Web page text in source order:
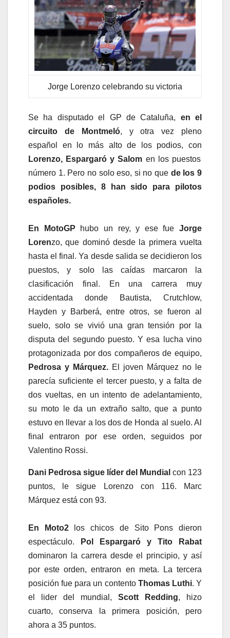
Jorge Lorenzo celebrando su victoria
Se ha disputado el GP de Cataluña, en el
circuito de Montmeló, y otra vez pleno
español en lo más alto de los podios, con
Lorenzo, Espargaró y Salom en los puestos
número 1. Pero no solo eso, si no que de los 9
podios posibles, 8 han sido para pilotos
españoles.
En MotoGP hubo un rey, y ese fue Jorge
Lorenzo, que dominó desde la primera vuelta
hasta el final. Ya desde salida se decidieron los
puestos, y solo las caídas marcaron la
clasificación final. En una carrera muy
accidentada donde Bautista, Crutchlow,
Hayden y Barberá, entre otros, se fueron al
suelo, solo se vivió una gran tensión por la
disputa del segundo puesto. Y esa lucha vino
protagonizada por dos compañeros de equipo,
Pedrosa y Márquez. El joven Márquez no le
parecía suficiente el tercer puesto, y a falta de
dos vueltas, en un intento de adelantamiento,
su moto le da un extraño salto, que a punto
estuvo en llevar a los dos de Honda al suelo. Al
final entraron por ese orden, seguidos por
Valentino Rossi.
Dani Pedrosa sigue líder del Mundial con 123
puntos, le sigue Lorenzo con 116. Marc
Márquez está con 93.
En Moto2
los chicos de Sito Pons dieron
espectáculo.
Pol Espargaró y Tito Rabat
dominaron la carrera desde el principio, y así
por este orden, entraron en meta. La tercera
posición fue para un contentoThomas Luthi. Y
el lider del mundial, Scott Redding, hizo
cuarto, conserva la primera posición, pero
ahora a 35 puntos.